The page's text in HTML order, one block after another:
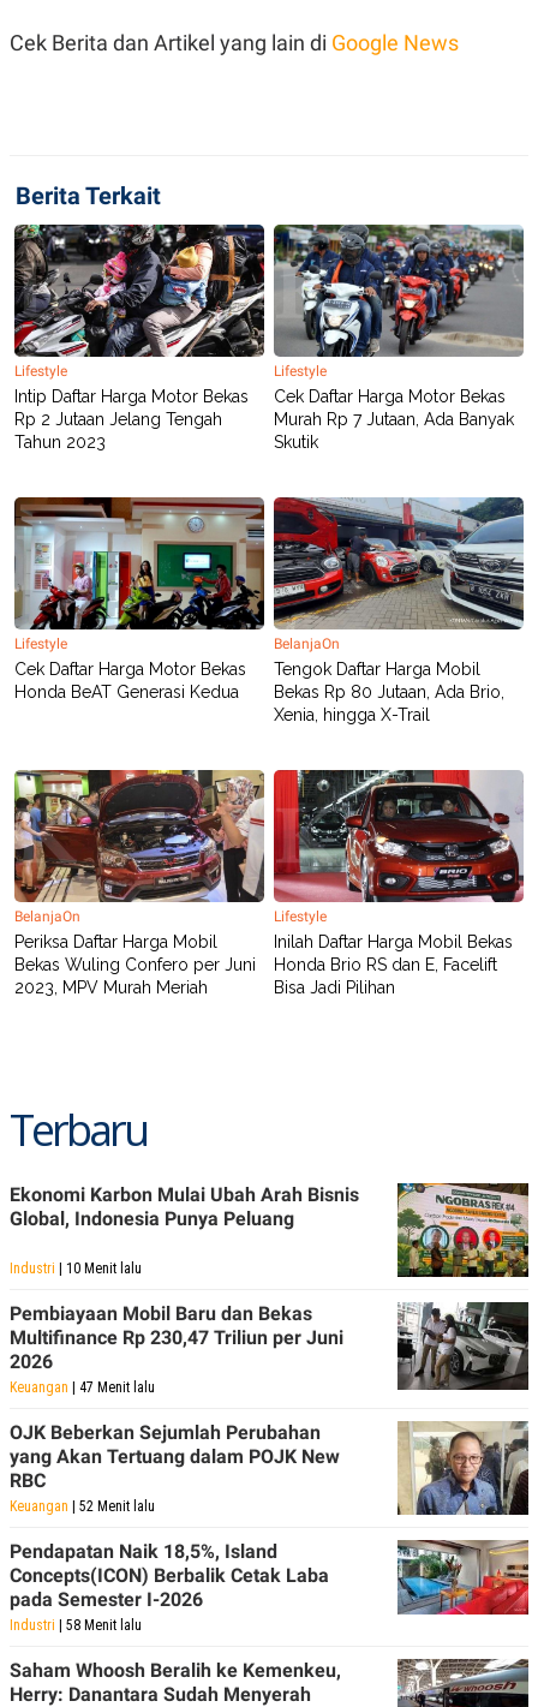
Cek Berita dan Artikel yang lain di Google News
Berita Terkait
Lifestyle
Intip Daftar Harga Motor Bekas
Rp 2 Jutaan Jelang Tengah
Tahun 2023
Lifestyle
Cek Daftar Harga Motor Bekas
Murah Rp 7 Jutaan, Ada Banyak
Skutik
Lifestyle
Cek Daftar Harga Motor Bekas
Honda BeAT Generasi Kedua
BelanjaOn
Tengok Daftar Harga Mobil
Bekas Rp 80 Jutaan, Ada Brio,
Xenia, hingga X-Trail
BelanjaOn
Periksa Daftar Harga Mobil
Bekas Wuling Confero per Juni
2023, MPV Murah Meriah
Lifestyle
Inilah Daftar Harga Mobil Bekas
Honda Brio RS dan E, Facelift
Bisa Jadi Pilihan
Terbaru
Ekonomi Karbon Mulai Ubah Arah Bisnis
Global, Indonesia Punya Peluang
Industri | 10 Menit lalu
Pembiayaan Mobil Baru dan Bekas
Multifinance Rp 230,47 Triliun per Juni
2026
Keuangan | 47 Menit lalu
OJK Beberkan Sejumlah Perubahan
yang Akan Tertuang dalam POJK New
RBC
Keuangan | 52 Menit lalu
Pendapatan Naik 18,5%, Island
Concepts(ICON) Berbalik Cetak Laba
pada Semester I-2026
Industri | 58 Menit lalu
Saham Whoosh Beralih ke Kemenkeu,
Herry: Danantara Sudah Menyerah